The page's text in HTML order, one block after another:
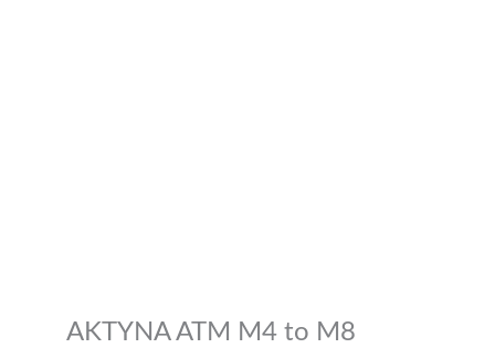
AKTYNA ATM M4 to M8